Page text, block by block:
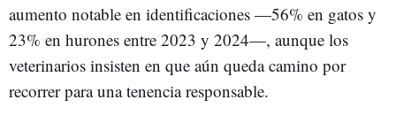
aumento notable en identificaciones —56% en gatos y
23% en hurones entre 2023 y 2024—, aunque los
veterinarios insisten en que aún queda camino por
recorrer para una tenencia responsable.